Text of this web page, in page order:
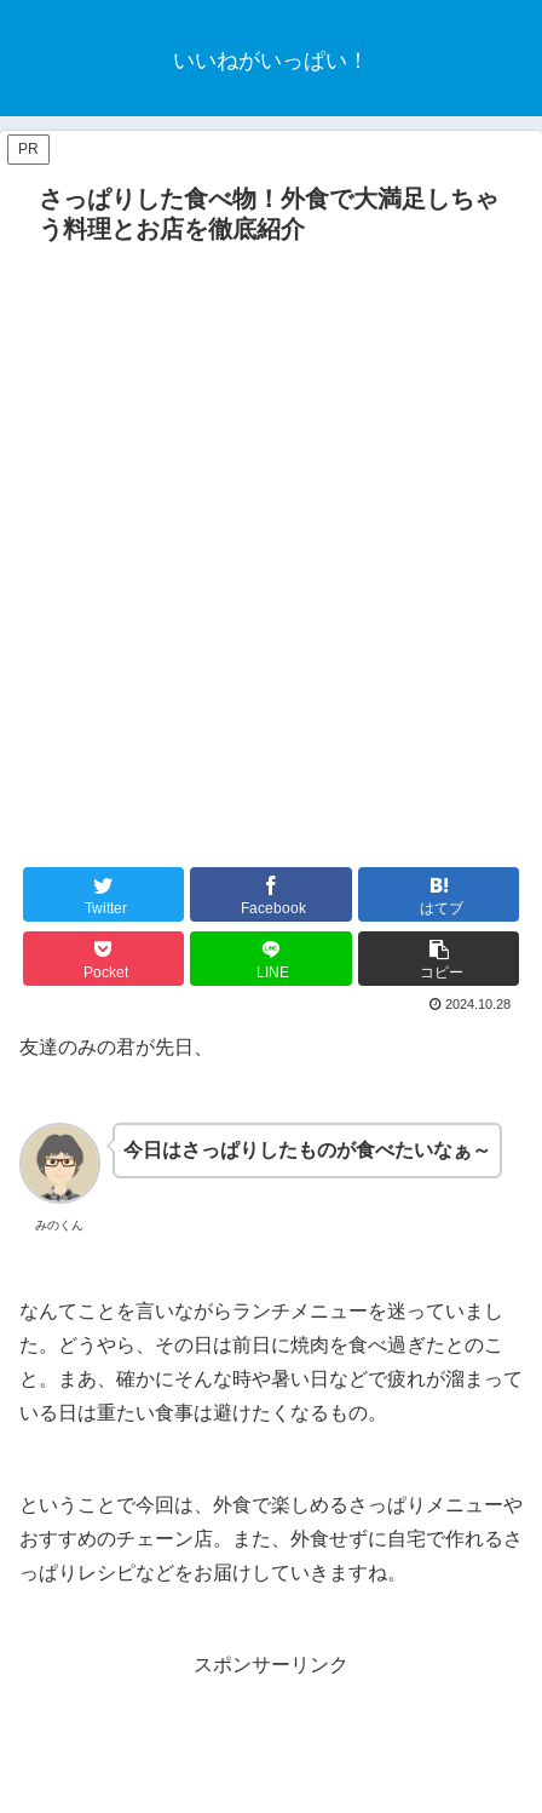
いいねがいっぱい！
PR
さっぱりした食べ物！外食で大満足しちゃ
う料理とお店を徹底紹介
Twitter Facebook はてブ
Pocket LINE コピー
2024.10.28
友達のみの君が先日、
みのくん
今日はさっぱりしたものが食べたいなぁ～
なんてことを言いながらランチメニューを迷っていまし
た。どうやら、その日は前日に焼肉を食べ過ぎたとのこ
と。まあ、確かにそんな時や暑い日などで疲れが溜まって
いる日は重たい食事は避けたくなるもの。
ということで今回は、外食で楽しめるさっぱりメニューや
おすすめのチェーン店。また、外食せずに自宅で作れるさ
っぱりレシピなどをお届けしていきますね。
スポンサーリンク